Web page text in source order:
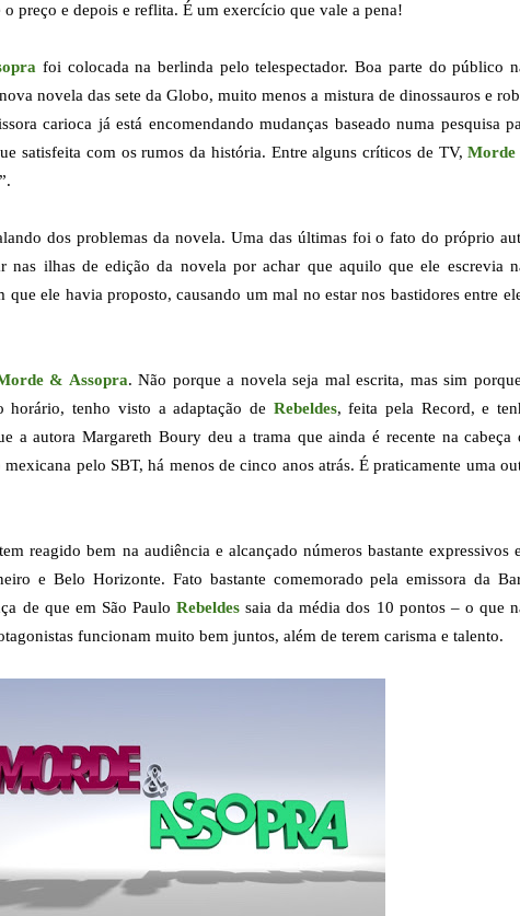
o preço e depois e reflita. É um exercício que vale a pena!
foi colocada na berlinda pelo telespectador. Boa parte do público
novela das sete da Globo, muito menos a mistura de dinossauros e
carioca já está encomendando mudanças baseado numa pesquisa
satisfeita com os rumos da história. Entre alguns críticos de TV,
dos problemas da novela. Uma das últimas foi o fato do próprio
nas ilhas de edição da novela por achar que aquilo que ele escrevia
que ele havia proposto, causando um mal no estar nos bastidores entre
& Assopra. Não porque a novela seja mal escrita, mas sim
horário, tenho visto a adaptação de Rebeldes, feita pela Record, e
a autora Margareth Boury deu a trama que ainda é recente na cabeça
pelo SBT, há menos de cinco anos atrás. É praticamente uma
tem reagido bem na audiência e alcançado números bastante expressivos
e Belo Horizonte. Fato bastante comemorado pela emissora da
de que em São Paulo Rebeldes saia da média dos 10 pontos – o que
funcionam muito bem juntos, além de terem carisma e talento.